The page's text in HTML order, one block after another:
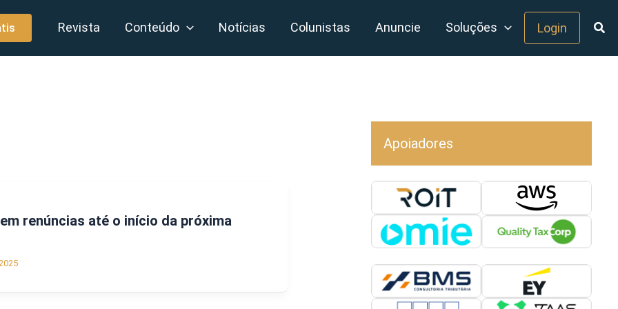
Revista Conteúdo Notícias Colunistas Anuncie Soluções Login
renúncias até o início da próxima
Apoiadores